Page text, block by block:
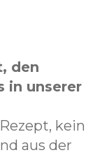
den
in unserer
kein
aus der